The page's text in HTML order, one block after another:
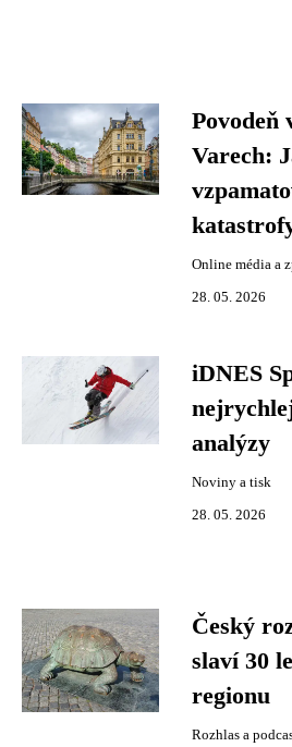
Povodeň
Varech:
Online média a
28. 05. 2026
iDNES
analýzy
Noviny a tisk
28. 05. 2026
Český
slaví 30
regionu
Rozhlas a